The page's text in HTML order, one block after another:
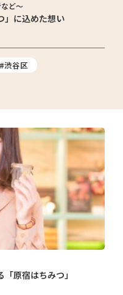
ど～
」に込めた想い
#渋谷区
原宿はちみつ」